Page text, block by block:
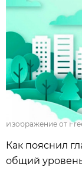
Изображение от
Как пояснил
общий